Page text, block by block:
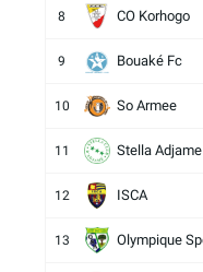
8 CO Korhogo
9 Bouaké Fc
10 So Armee
11 Stella Adjame
12 ISCA
13